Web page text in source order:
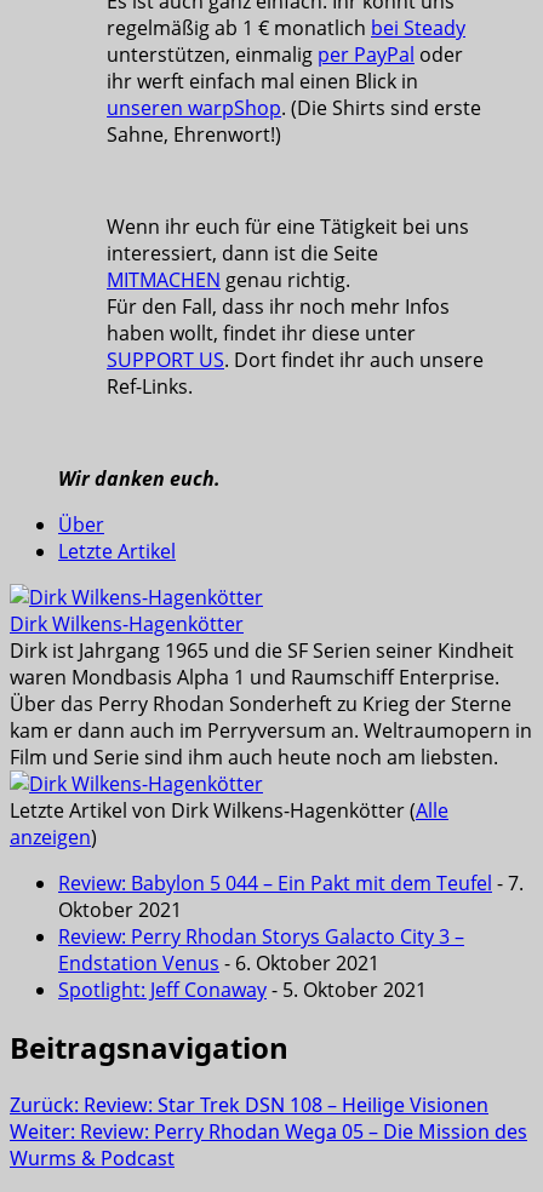
regelmäßig ab 1 € monatlich bei Steady
unterstützen, einmalig per PayPal oder
ihr werft einfach mal einen Blick in
unseren warpShop. (Die Shirts sind erste
Sahne, Ehrenwort!)
Wenn ihr euch für eine Tätigkeit bei uns
interessiert, dann ist die Seite
MITMACHEN genau richtig.
Für den Fall, dass ihr noch mehr Infos
haben wollt, findet ihr diese unter
SUPPORT US. Dort findet ihr auch unsere
Ref-Links.
Wir danken euch.
Über
Letzte Artikel
Dirk Wilkens-Hagenkötter
Dirk ist Jahrgang 1965 und die SF Serien seiner Kindheit
waren Mondbasis Alpha 1 und Raumschiff Enterprise.
Über das Perry Rhodan Sonderheft zu Krieg der Sterne
kam er dann auch im Perryversum an. Weltraumopern in
Film und Serie sind ihm auch heute noch am liebsten.
Letzte Artikel von Dirk Wilkens-Hagenkötter(Alle
anzeigen)
Review: Babylon 5 044 – Ein Pakt mit dem Teufel - 7.
Oktober 2021
Review: Perry Rhodan Storys Galacto City 3 –
Endstation Venus - 6. Oktober 2021
Spotlight: Jeff Conaway- 5. Oktober 2021
Beitragsnavigation
Zurück: Review: Star Trek DSN 108 – Heilige Visionen
Weiter: Review: Perry Rhodan Wega 05 – Die Mission des
Wurms & Podcast